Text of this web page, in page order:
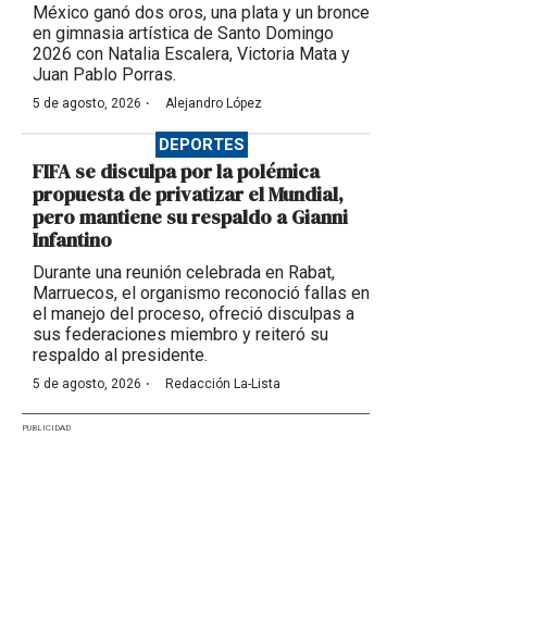
México ganó dos oros, una plata y un bronce
en gimnasia artística de Santo Domingo
2026 con Natalia Escalera, Victoria Mata y
Juan Pablo Porras.
5 de agosto, 2026 · Alejandro López
DEPORTES
FIFA se disculpa por la polémica
propuesta de privatizar el Mundial,
pero mantiene su respaldo a Gianni
Infantino
Durante una reunión celebrada en Rabat,
Marruecos, el organismo reconoció fallas en
el manejo del proceso, ofreció disculpas a
sus federaciones miembro y reiteró su
respaldo al presidente.
5 de agosto, 2026 · Redacción La-Lista
PUBLICIDAD